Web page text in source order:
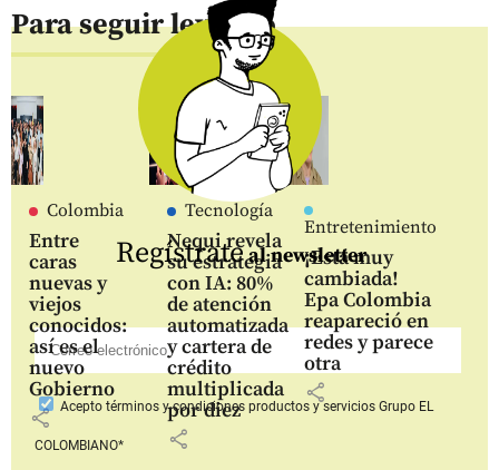
Para seguir leyendo
Colombia
Entre
caras
nuevas y
viejos
conocidos:
así es el
nuevo
Gobierno
share
Tecnología
Nequi revela
su estrategia
con IA: 80%
de atención
automatizada
y cartera de
crédito
multiplicada
por diez
share
Entretenimiento
¡Está muy
cambiada!
Epa Colombia
reapareció en
redes y parece
otra
share
Regístrateal newsletter
Aceptotérminos y condiciones productos y serviciosGrupo EL
COLOMBIANO*